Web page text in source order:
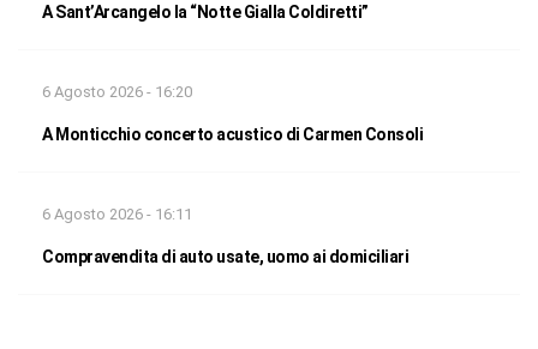
A Sant’Arcangelo la “Notte Gialla Coldiretti”
6 Agosto 2026 - 16:20
A Monticchio concerto acustico di Carmen Consoli
6 Agosto 2026 - 16:11
Compravendita di auto usate, uomo ai domiciliari